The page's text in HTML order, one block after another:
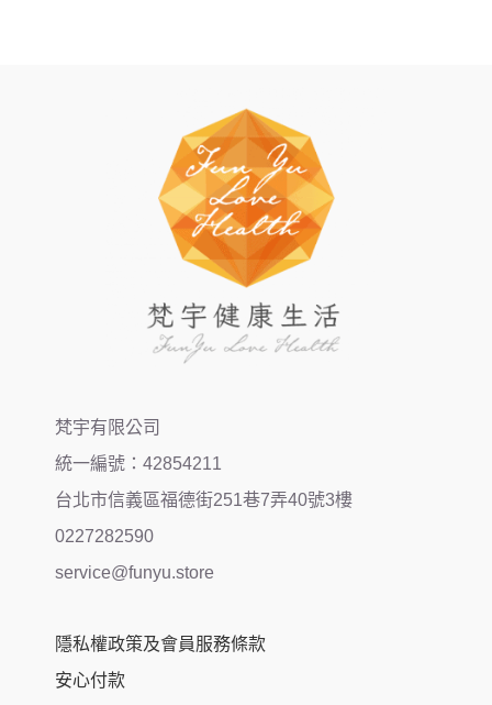
梵宇有限公司
統一編號：42854211
台北市信義區福德街251巷7弄40號3樓
0227282590
service@funyu.store
隱私權政策及會員服務條款
安心付款